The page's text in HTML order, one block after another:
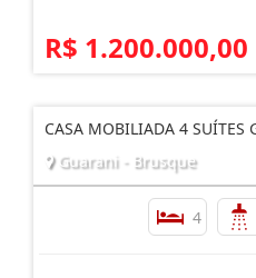
R$ 1.200.000,00
CASA MOBILIADA 4 SUÍTES
Guarani - Brusque
4